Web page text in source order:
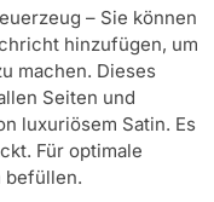
– Sie können
hinzufügen, um
machen. Dieses
Seiten und
luxuriösem Satin. Es
Für optimale
befüllen.